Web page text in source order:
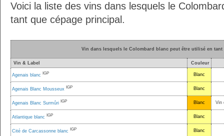
Voici la liste des vins dans lesquels le
tant que cépage principal.
Vin dans lesquels le Colombard blanc peut être utilisé en
Vin & Label Couleur
Agenais blanc IGP Blanc
Agenais Blanc Mousseux IGP Blanc
Agenais Blanc Surmûri IGP Blanc Vin
Atlantique blanc IGP Blanc
Cité de Carcassonne blanc IGP Blanc